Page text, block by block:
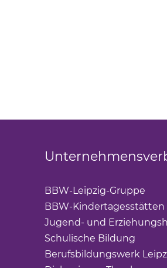
BBW-Leipzig-Gruppe
BBW-Kindertagesstätten
Jugend- und
Schulische Bildung
Berufsbildungswerk